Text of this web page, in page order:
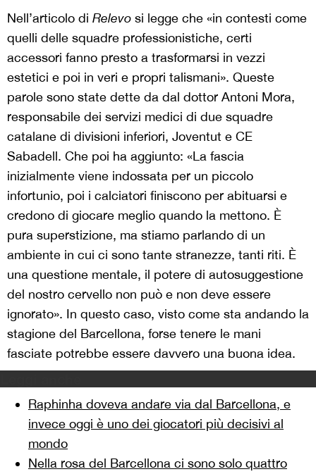
Nell’articolo di Relevo si legge che «in contesti come
quelli delle squadre professionistiche, certi
accessori fanno presto a trasformarsi in vezzi
estetici e poi in veri e propri talismani». Queste
parole sono state dette da dal dottor Antoni Mora,
responsabile dei servizi medici di due squadre
catalane di divisioni inferiori, Joventut e CE
Sabadell. Che poi ha aggiunto: «La fascia
inizialmente viene indossata per un piccolo
infortunio, poi i calciatori finiscono per abituarsi e
credono di giocare meglio quando la mettono. È
pura superstizione, ma stiamo parlando di un
ambiente in cui ci sono tante stranezze, tanti riti. È
una questione mentale, il potere di autosuggestione
del nostro cervello non può e non deve essere
ignorato». In questo caso, visto come sta andando la
stagione del Barcellona, forse tenere le mani
fasciate potrebbe essere davvero una buona idea.
Raphinha doveva andare via dal Barcellona, e
invece oggi è uno dei giocatori più decisivi al
mondo
Nella rosa del Barcellona ci sono solo quattro